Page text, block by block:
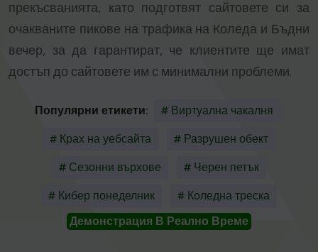
прекъсванията, като подготвят сайтовете си за
очакваните пикове на трафика на Коледа и Бъдни
вечер, за да гарантират, че клиентите ще имат
достъп до сайтовете им с минимални проблеми.
Популярни етикети: # Виртуална чакалня
# Крах на уебсайта # Разрушен обект
# Сезонни върхове # Черен петък
# Кибер понеделник
# Коледна треска
Демонстрация В Реално Време